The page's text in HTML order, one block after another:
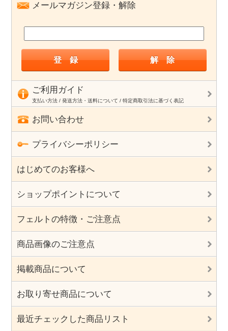
メールマガジン登録・解除
ご利用ガイド
支払い方法 / 発送方法・送料について / 特定商取引法に基づく表記
お問い合わせ
プライバシーポリシー
はじめてのお客様へ
ショップポイントについて
フェルトの特徴・ご注意点
商品画像のご注意点
掲載商品について
お取り寄せ商品について
最近チェックした商品リスト